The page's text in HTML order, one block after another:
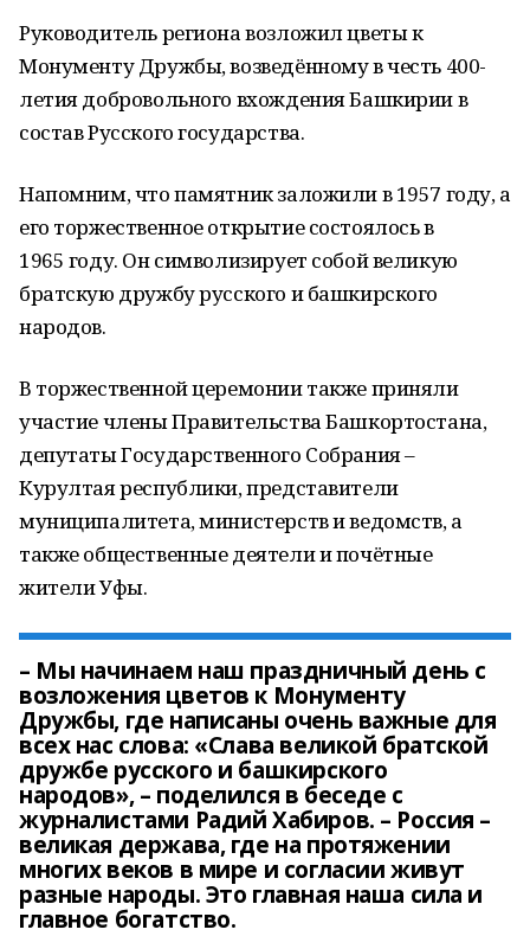
Руководитель региона возложил цветы к
Монументу Дружбы, возведённому в честь 400-
летия добровольного вхождения Башкирии в
состав Русского государства.
Напомним, что памятник заложили в 1957 году, а
его торжественное открытие состоялось в
1965 году. Он символизирует собой великую
братскую дружбу русского и башкирского
народов.
В торжественной церемонии также приняли
участие члены Правительства Башкортостана,
депутаты Государственного Собрания –
Курултая республики, представители
муниципалитета, министерств и ведомств, а
также общественные деятели и почётные
жители Уфы.
– Мы начинаем наш праздничный день с
возложения цветов к Монументу
Дружбы, где написаны очень важные для
всех нас слова: «Слава великой братской
дружбе русского и башкирского
народов», – поделился в беседе с
журналистами Радий Хабиров. – Россия –
великая держава, где на протяжении
многих веков в мире и согласии живут
разные народы. Это главная наша сила и
главное богатство.